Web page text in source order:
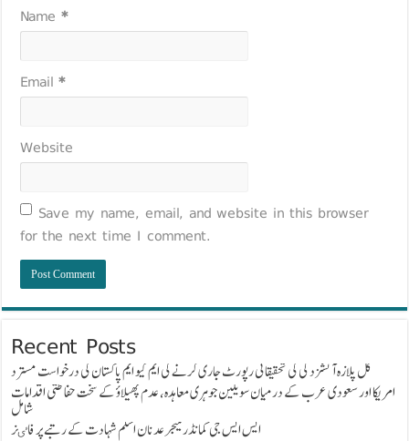
Name*
Email*
Website
Save my name, email, and website in this browser
for the next time I comment.
Recent Posts
گل پلازہ آتشزدگی کی تحقیقاتی رپورٹ جاری کرنے کی ایم کیو ایم پاکستان کی درخواست مسترد
امریکا اور سعودی عرب کے درمیان سویلین جوہری معاہدہ، عدم پھیلاؤ کے سخت حفاظتی اقدامات
شامل
ایس ایس جی کمانڈر میجر عدنان اسلم شہادت کے رتبے پر فاٸز